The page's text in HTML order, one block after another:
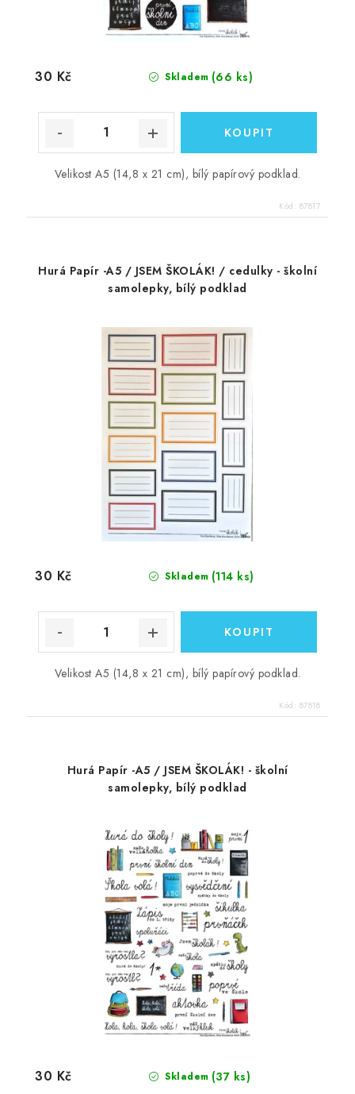
Skladem (66 ks)
30 Kč
Velikost A5 (14,8 x 21 cm), bílý papírový podklad.
Kód: 87817
Hurá Papír -A5 / JSEM ŠKOLÁK! / cedulky - školní
samolepky, bílý podklad
Skladem (114 ks)
30 Kč
Velikost A5 (14,8 x 21 cm), bílý papírový podklad.
Kód: 87818
Hurá Papír -A5 / JSEM ŠKOLÁK! - školní
samolepky, bílý podklad
Skladem (37 ks)
30 Kč